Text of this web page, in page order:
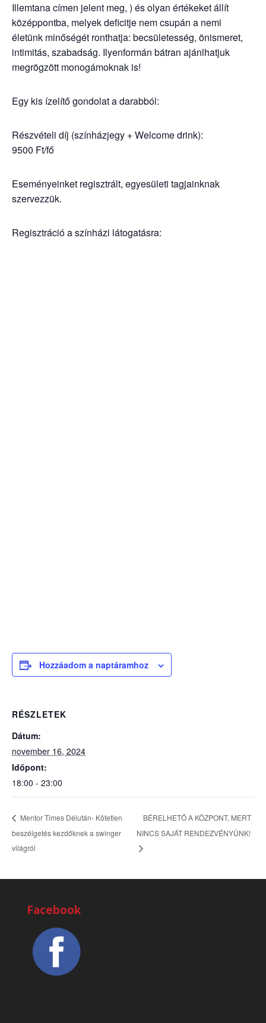
Illemtana címen jelent meg, ) és olyan értékeket állít
középpontba, melyek deficitje nem csupán a nemi
életünk minőségét ronthatja: becsületesség, önismeret,
intimitás, szabadság. Ilyenformán bátran ajánlhatjuk
megrögzött monogámoknak is!
Egy kis ízelítő gondolat a darabból:
Részvételi díj (színházjegy + Welcome drink):
9500 Ft/fő
Eseményeinket regisztrált, egyesületi tagjainknak
szervezzük.
Regisztráció a színházi látogatásra:
Hozzáadom a naptáramhoz
RÉSZLETEK
Dátum:
november 16, 2024
Időpont:
18:00 - 23:00
Mentor Times Délután- Kötetlen
beszélgetés kezdőknek a swinger
világról
BÉRELHETŐ A KÖZPONT, MERT
NINCS SAJÁT RENDEZVÉNYÜNK!
Facebook